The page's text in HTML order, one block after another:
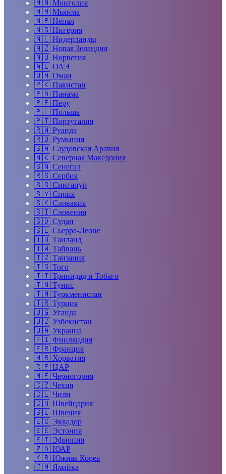
🇲🇳 Монголия
🇲🇲 Мьянма
🇳🇵 Непал
🇳🇬 Нигерия
🇳🇱 Нидерланды
🇳🇿 Новая Зеландия
🇳🇴 Норвегия
🇦🇪 ОАЭ
🇴🇲 Оман
🇵🇰 Пакистан
🇵🇦 Панама
🇵🇪 Перу
🇵🇱 Польша
🇵🇹 Португалия
🇷🇼 Руанда
🇷🇴 Румыния
🇸🇦 Саудовская Аравия
🇲🇰 Северная Македония
🇸🇳 Сенегал
🇷🇸 Сербия
🇸🇬 Сингапур
🇸🇾 Сирия
🇸🇰 Словакия
🇸🇮 Словения
🇸🇩 Судан
🇸🇱 Сьерра-Леоне
🇹🇭 Таиланд
🇹🇼 Тайвань
🇹🇿 Танзания
🇹🇬 Того
🇹🇹 Тринидад и Тобаго
🇹🇳 Тунис
🇹🇲 Туркменистан
🇹🇷 Турция
🇺🇬 Уганда
🇺🇿 Узбекистан
🇺🇦 Украина
🇫🇮 Финляндия
🇫🇷 Франция
🇭🇷 Хорватия
🇨🇫 ЦАР
🇲🇪 Черногория
🇨🇿 Чехия
🇨🇱 Чили
🇨🇭 Швейцария
🇸🇪 Швеция
🇪🇨 Эквадор
🇪🇪 Эстония
🇪🇹 Эфиопия
🇿🇦 ЮАР
🇰🇷 Южная Корея
🇯🇲 Ямайка